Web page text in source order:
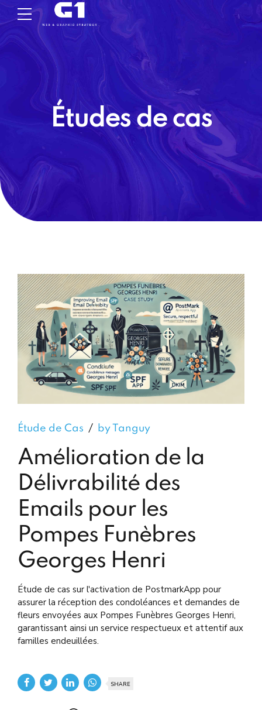
Études de cas
Étude de Cas by Tanguy
Amélioration de la
Délivrabilité des
Emails pour les
Pompes Funèbres
Georges Henri
Étude de cas sur l'activation de PostmarkApp pour
assurer la réception des condoléances et demandes de
fleurs envoyées aux Pompes Funèbres Georges Henri,
garantissant ainsi un service respectueux et attentif aux
familles endeuillées.
SHARE